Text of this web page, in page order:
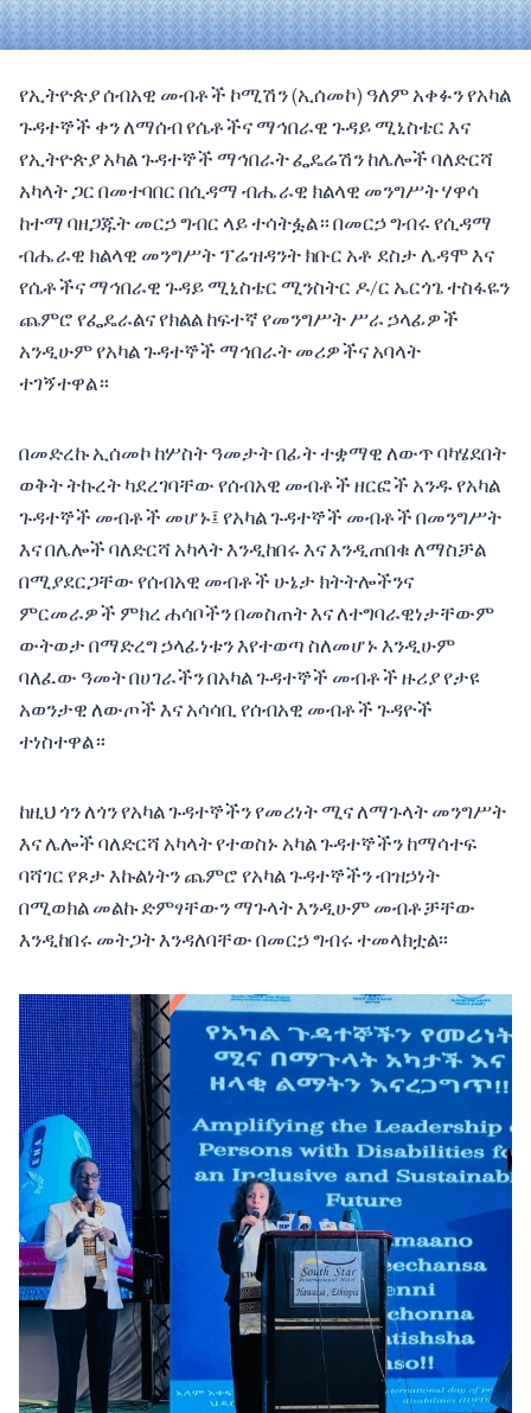
የኢትዮጵያ ሰብአዊ መብቶች ኮሚሽን (ኢሰመኮ) ዓለም አቀፉን የአካል
ጉዳተኞች ቀን ለማሰብ የሴቶችና ማኅበራዊ ጉዳይ ሚኒስቴር እና
የኢትዮጵያ አካል ጉዳተኞች ማኅበራት ፌዴሬሽን ከሌሎች ባለድርሻ
አካላት ጋር በመተባበር በሲዳማ ብሔራዊ ክልላዊ መንግሥት ሃዋሳ
ከተማ ባዘጋጁት መርኃ ግብር ላይ ተሳትፏል። በመርኃ ግብሩ የሲዳማ
ብሔራዊ ክልላዊ መንግሥት ፕሬዝዳንት ክቡር አቶ ደስታ ሌዳሞ እና
የሴቶችና ማኅበራዊ ጉዳይ ሚኒስቴር ሚንስትር ዶ/ር ኤርጎጌ ተስፋዬን
ጨምሮ የፌዴራልና የክልል ከፍተኛ የመንግሥት ሥራ ኃላፊዎች
አንዲሁም የአካል ጉዳተኞች ማኅበራት መሪዎችና አባላት
ተገኝተዋል።
በመድረኩ ኢሰመኮ ከሦስት ዓመታት በፊት ተቋማዊ ለውጥ ባካሄደበት
ወቅት ትኩረት ካደረገባቸው የሰብአዊ መብቶች ዘርፎች አንዱ የአካል
ጉዳተኞች መብቶች መሆኑ፤ የአካል ጉዳተኞች መብቶች በመንግሥት
እና በሌሎች ባለድርሻ አካላት እንዲከበሩ እና እንዲጠበቁ ለማስቻል
በሚያደርጋቸው የሰብአዊ መብቶች ሁኔታ ክትትሎችንና
ምርመራዎች ምክረ ሐሳቦችን በመስጠት እና ለተግባራዊነታቸውም
ውትወታ በማድረግ ኃላፊነቱን እየተወጣ ስለመሆኑ እንዲሁም
ባለፈው ዓመት በሀገራችን በአካል ጉዳተኞች መብቶች ዙሪያ የታዩ
አወንታዊ ለውጦች እና አሳሳቢ የሰብአዊ መብቶች ጉዳዮች
ተነስተዋል።
ከዚህ ጎን ለጎን የአካል ጉዳተኞችን የመሪነት ሚና ለማጉላት መንግሥት
እና ሌሎች ባለድርሻ አካላት የተወስኑ አካል ጉዳተኞችን ከማሳተፍ
ባሻገር የጾታ እኩልነትን ጨምሮ የአካል ጉዳተኞችን ብዝኃነት
በሚወክል መልኩ ድምፃቸውን ማጉላት እንዲሁም መብቶቻቸው
እንዲከበሩ መትጋት እንዳለባቸው በመርኃ ግብሩ ተመላክቷል፡፡